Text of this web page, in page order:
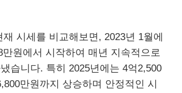
시세를 비교해보면, 2023년 1월에
만원에서 시작하여 매년 지속적으로
습니다. 특히 2025년에는 4억2,500
만원까지 상승하며 안정적인 시